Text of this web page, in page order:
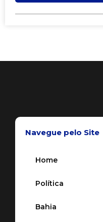
Navegue pelo Site
Home
Política
Bahia